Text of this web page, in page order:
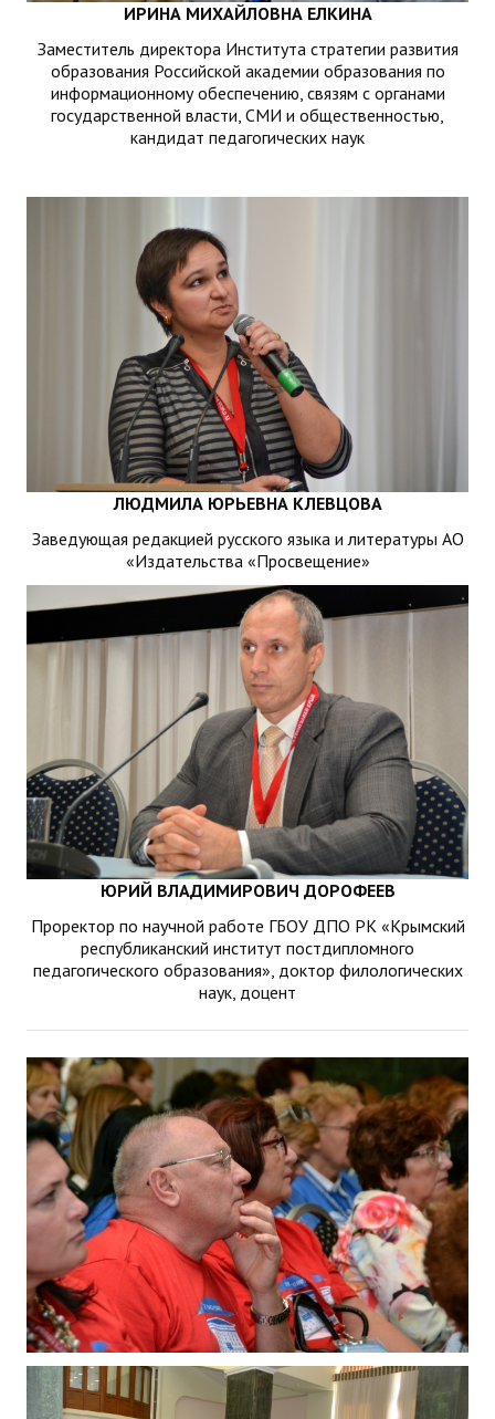
ИРИНА МИХАЙЛОВНА ЕЛКИНА
Заместитель директора Института стратегии развития
образования Российской академии образования по
информационному обеспечению, связям с органами
государственной власти, СМИ и общественностью,
кандидат педагогических наук
ЛЮДМИЛА ЮРЬЕВНА КЛЕВЦОВА
Заведующая редакцией русского языка и литературы АО
«Издательства «Просвещение»
ЮРИЙ ВЛАДИМИРОВИЧ ДОРОФЕЕВ
Проректор по научной работе ГБОУ ДПО РК «Крымский
республиканский институт постдипломного
педагогического образования», доктор филологических
наук, доцент